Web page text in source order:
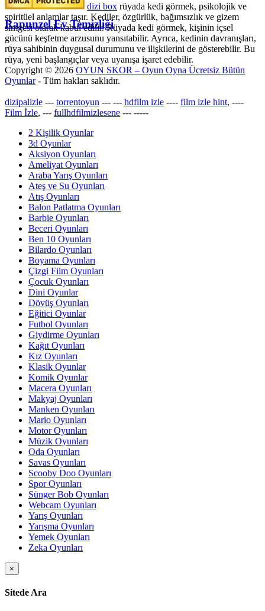
Rapunzel Ev Temizliği
dizi box rüyada kedi görmek​, psikolojik ve
spiritüel anlamlar taşır. Kediler, özgürlük, bağımsızlık ve gizem
simgesi olarak kabul edilir. Rüyada kedi görmek, kişinin içsel
gücünü keşfetme arzusunu yansıtabilir. Ayrıca, kedinin davranışları,
rüya sahibinin duygusal durumunu ve ilişkilerini de gösterebilir. Bu
rüya, yeni başlangıçlar veya uyanışa işaret edebilir.
Copyright © 2026 OYUN SKOR – Oyun Oyna Ücretsiz Bütün
Oyunlar- Tüm hakları saklıdır.
dizipalizle --- torrentoyun --- --- hdfilm izle ---- film izle hint, ----
Film İzle, --- fullhdfilmizlesene --- -----
2 Kişilik Oyunlar
3d Oyunlar
Aksiyon Oyunları
Ameliyat Oyunları
Araba Yarış Oyunları
Ateş ve Su Oyunları
Atış Oyunları
Balon Patlatma Oyunları
Barbie Oyunları
Beceri Oyunları
Ben 10 Oyunları
Bilardo Oyunları
Boyama Oyunları
Çizgi Film Oyunları
Çocuk Oyunları
Dini Oyunlar
Dövüş Oyunları
Eğitici Oyunlar
Futbol Oyunları
Giydirme Oyunları
Kağıt Oyunları
Kız Oyunları
Klasik Oyunlar
Komik Oyunlar
Macera Oyunları
Makyaj Oyunları
Manken Oyunları
Mario Oyunları
Motor Oyunları
Müzik Oyunları
Oda Oyunları
Savas Oyunları
Scooby Doo Oyunları
Spor Oyunları
Sünger Bob Oyunları
Webcam Oyunları
Yarış Oyunları
Yarışma Oyunları
Yemek Oyunları
Zeka Oyunları
×
Sitede Ara